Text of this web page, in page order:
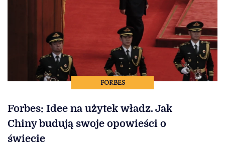
FORBES
Forbes: Idee na użytek władz. Jak
Chiny budują swoje opowieści o
świecie